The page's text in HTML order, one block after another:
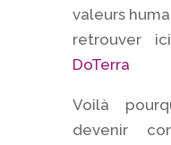
valeurs
retrouver
DoTerra
Voilà
devenir